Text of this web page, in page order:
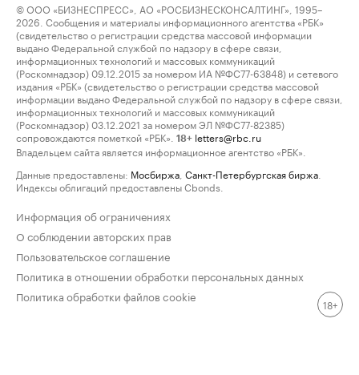
© ООО «БИЗНЕСПРЕСС», АО «РОСБИЗНЕСКОНСАЛТИНГ», 1995–
2026. Сообщения и материалы информационного агентства «РБК»
(свидетельство о регистрации средства массовой информации
выдано Федеральной службой по надзору в сфере связи,
информационных технологий и массовых коммуникаций
(Роскомнадзор) 09.12.2015 за номером ИА №ФС77-63848) и сетевого
издания «РБК» (свидетельство о регистрации средства массовой
информации выдано Федеральной службой по надзору в сфере связи,
информационных технологий и массовых коммуникаций
(Роскомнадзор) 03.12.2021 за номером ЭЛ №ФС77-82385)
сопровождаются пометкой «РБК».
18+ letters@rbc.ru
Владельцем сайта является информационное агентство «РБК».
Данные предоставлены: Мосбиржа Санкт-Петербургская биржа
Индексы облигаций предоставлены Cbonds.
Информация об ограничениях
О соблюдении авторских прав
Пользовательское соглашение
Политика в отношении обработки персональных данных
Политика обработки файлов cookie
18+